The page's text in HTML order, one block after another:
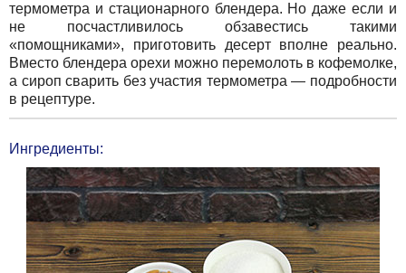
термометра и стационарного блендера. Но даже если и
не посчастливилось обзавестись такими
«помощниками», приготовить десерт вполне реально.
Вместо блендера орехи можно перемолоть в кофемолке,
а сироп сварить без участия термометра — подробности
в рецептуре.
Ингредиенты: